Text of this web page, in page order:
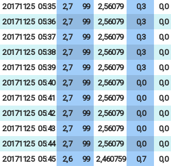
20171125 05:35 2,7 99 2,56079 0,3 0,0
20171125 05:36 2,7 99 2,56079 0,3 0,0
20171125 05:37 2,7 99 2,56079 0,3 0,0
20171125 05:38 2,7 99 2,56079 0,3 0,0
20171125 05:39 2,7 99 2,56079 0,3 0,0
20171125 05:40 2,7 99 2,56079 0,0 0,0
20171125 05:41 2,7 99 2,56079 0,0 0,0
20171125 05:42 2,7 99 2,56079 0,0 0,0
20171125 05:43 2,7 99 2,56079 0,0 0,0
20171125 05:44 2,7 99 2,56079 0,0 0,0
20171125 05:45 2,6 99 2,460759 0,7 0,0